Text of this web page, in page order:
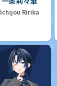
Ichijou Ririka